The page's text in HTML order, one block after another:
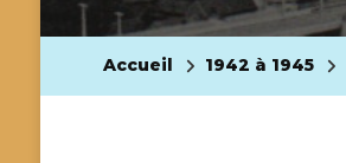
Accueil 1942 à 1945